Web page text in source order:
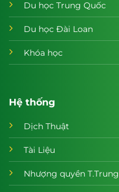
Du học Trung Quốc
Du học Đài Loan
Khóa học
Hệ thống
Dịch Thuật
Tài Liệu
Nhượng quyền T.Trung